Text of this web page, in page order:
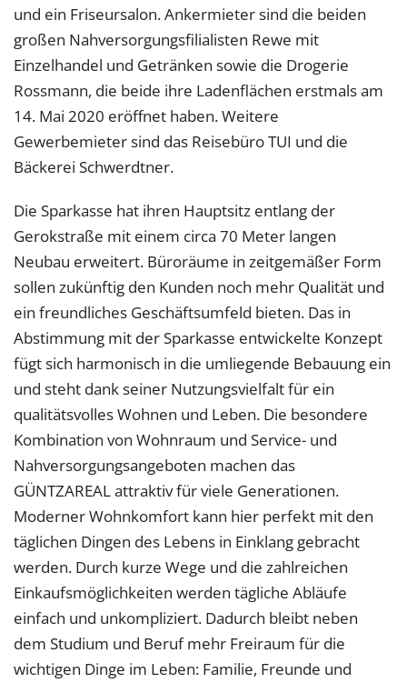
und ein Friseursalon. Ankermieter sind die beiden
großen Nahversorgungsfilialisten Rewe mit
Einzelhandel und Getränken sowie die Drogerie
Rossmann, die beide ihre Ladenflächen erstmals am
14. Mai 2020 eröffnet haben. Weitere
Gewerbemieter sind das Reisebüro TUI und die
Bäckerei Schwerdtner.
Die Sparkasse hat ihren Hauptsitz entlang der
Gerokstraße mit einem circa 70 Meter langen
Neubau erweitert. Büroräume in zeitgemäßer Form
sollen zukünftig den Kunden noch mehr Qualität und
ein freundliches Geschäftsumfeld bieten. Das in
Abstimmung mit der Sparkasse entwickelte Konzept
fügt sich harmonisch in die umliegende Bebauung ein
und steht dank seiner Nutzungsvielfalt für ein
qualitätsvolles Wohnen und Leben. Die besondere
Kombination von Wohnraum und Service- und
Nahversorgungsangeboten machen das
GÜNTZAREAL attraktiv für viele Generationen.
Moderner Wohnkomfort kann hier perfekt mit den
täglichen Dingen des Lebens in Einklang gebracht
werden. Durch kurze Wege und die zahlreichen
Einkaufsmöglichkeiten werden tägliche Abläufe
einfach und unkompliziert. Dadurch bleibt neben
dem Studium und Beruf mehr Freiraum für die
wichtigen Dinge im Leben: Familie, Freunde und